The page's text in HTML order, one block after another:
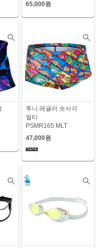
65,000원
투니 레귤러 숏사각
멀티
PSMR165 MLT
47,000원